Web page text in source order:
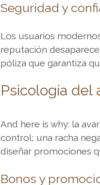
sobre
de
ingreso,
mÃ©todos
pago
que
conviene
revisar
Seguridad y
Los usuarios
reputación
póliza que garantiza
Psicología del
And here is why: la
control; una racha
diseñar promociones
Bonos y